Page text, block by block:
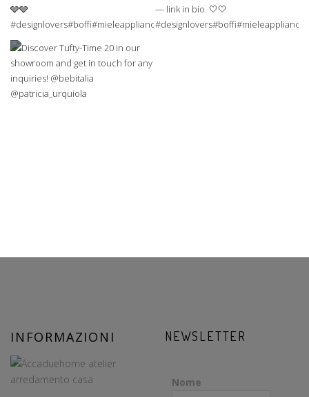
INFORMAZIONI NEWSLETTER
Nome